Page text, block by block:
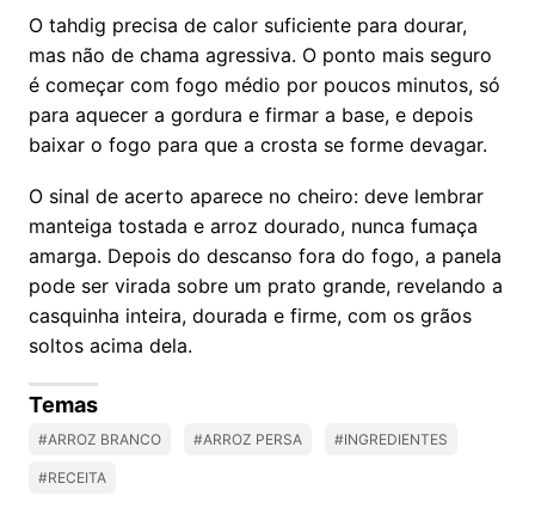
O tahdig precisa de calor suficiente para dourar,
mas não de chama agressiva. O ponto mais seguro
é começar com fogo médio por poucos minutos, só
para aquecer a gordura e firmar a base, e depois
baixar o fogo para que a crosta se forme devagar.
O sinal de acerto aparece no cheiro: deve lembrar
manteiga tostada e arroz dourado, nunca fumaça
amarga. Depois do descanso fora do fogo, a panela
pode ser virada sobre um prato grande, revelando a
casquinha inteira, dourada e firme, com os grãos
soltos acima dela.
Temas
#ARROZ BRANCO #ARROZ PERSA #INGREDIENTES
#RECEITA